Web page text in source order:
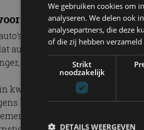
BYD Atto 3
worden in Europa door de
auto’s niet de maximale
met name als het gaat om
kwestie is gelukkig niet voor
Euro NCAP is de
zijn volledig up-to-date.
We gebruiken cookies om
analyseren. We delen ook
analysepartners, die deze
of die zij hebben
Strikt
noodzakelijk
DETAILS WEERGEVEN